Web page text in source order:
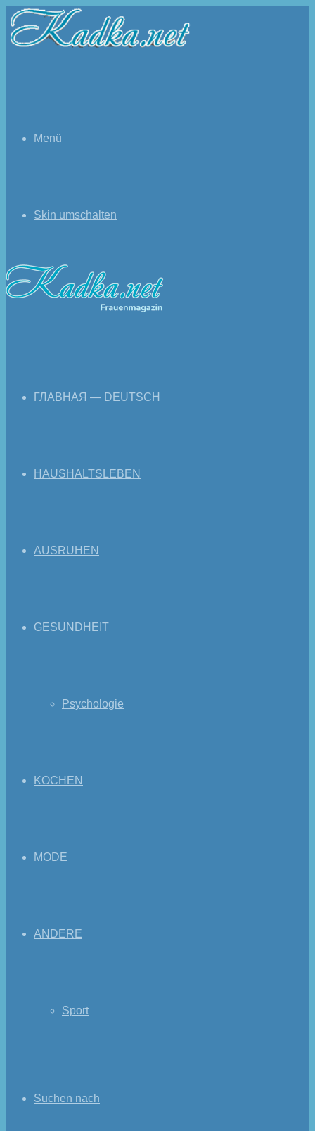
Menü
Skin umschalten
ГЛАВНАЯ — DEUTSCH
HAUSHALTSLEBEN
AUSRUHEN
GESUNDHEIT
Psychologie
KOCHEN
MODE
ANDERE
Sport
Suchen nach